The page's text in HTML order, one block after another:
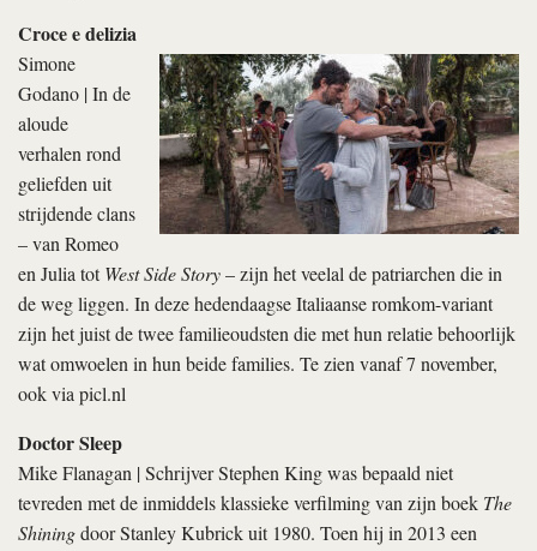
Croce e delizia
Simone
Godano | In de
aloude
verhalen rond
geliefden uit
strijdende clans
– van Romeo
en Julia totWest Side Story– zijn het veelal de patriarchen die in
de weg liggen. In deze hedendaagse Italiaanse romkom-variant
zijn het juist de twee familieoudsten die met hun relatie behoorlijk
wat omwoelen in hun beide families. Te zien vanaf 7 november,
ook via picl.nl
Doctor Sleep
Mike Flanagan | Schrijver Stephen King was bepaald niet
tevreden met de inmiddels klassieke verfilming van zijn boek The
Shiningdoor Stanley Kubrick uit 1980. Toen hij in 2013 een